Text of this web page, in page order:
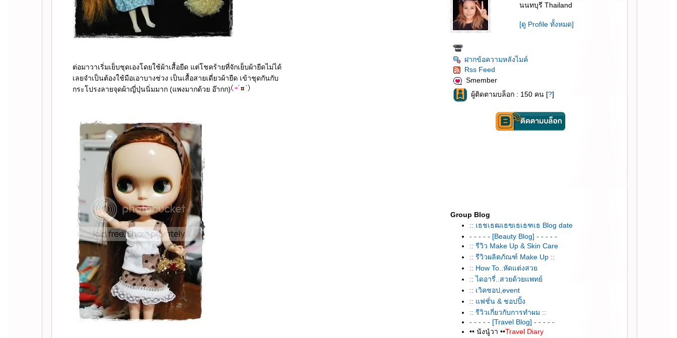
ต่อมาวาเริ่มเย็บชุดเองโดยใช้ผ้าเสื้อยืด แต่โชคร้ายที่จักเย็บผ้ายืดไม่ได้
เลยจำเป็นต้องใช้มือเอาบางช่วง เป็นเสื้อสายเดี่ยวผ้ายืด เข้าชุดกันกับ
กระโปรงลายจุดผ้าญี่ปุ่นนิ่มมาก (แพงมากด้วย อ๊ากก)
นนทบุรี Thailand
[ดู Profile ทั้งหมด]
ฝากข้อความหลังไมค์
Rss Feed
Smember
ผู้ติดตามบล็อก : 150 คน [?]
Group Blog
:: เธชเธฒเธฃเธเธฑเธ Blog date
- - - - - [Beauty Blog] - - - - -
:: รีวิว Make Up & Skin Care
:: รีวิวผลิตภัณฑ์ Make Up ::
:: How To..หัดแต่งสว
:: ไดอารี่..สวยด้วยแพทย์
:: เวิคชอป,event
:: แฟชั่น & ชอปปิ้ง
:: รีวิวเกี่ยวกับการทำผม ::
- - - - - [Travel Blog] - - - - -
•• นังนู๋วา ••Travel Diary